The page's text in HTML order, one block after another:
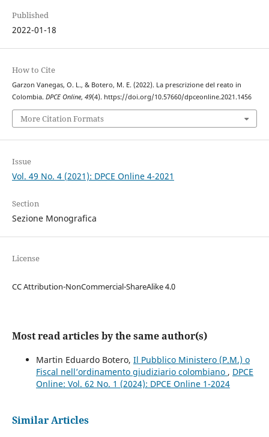
Published
2022-01-18
How to Cite
Garzon Vanegas, O. L., & Botero, M. E. (2022). La prescrizione del reato in
Colombia. DPCE Online, 49(4). https://doi.org/10.57660/dpceonline.2021.1456
More Citation Formats
Issue
Vol. 49 No. 4 (2021): DPCE Online 4-2021
Section
Sezione Monografica
License
CC Attribution-NonCommercial-ShareAlike 4.0
Most read articles by the same author(s)
Martin Eduardo Botero, Il Pubblico Ministero (P.M.) o
Fiscal nell’ordinamento giudiziario colombiano , DPCE
Online: Vol. 62 No. 1 (2024): DPCE Online 1-2024
Similar Articles